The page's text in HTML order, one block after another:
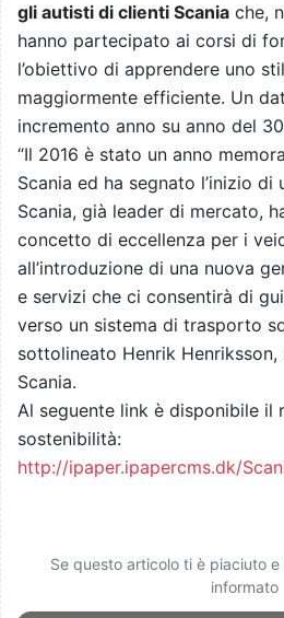
gli autisti di clienti Scania che,
hanno partecipato ai corsi di
l’obiettivo di apprendere uno
maggiormente efficiente. Un
incremento anno su anno del
“Il 2016 è stato un anno
Scania ed ha segnato l’inizio
Scania, già leader di mercato,
concetto di eccellenza per i
all’introduzione di una nuova
e servizi che ci consentirà di
verso un sistema di trasporto
sottolineato Henrik Henriksson,
Scania.
Al seguente link è disponibile il
sostenibilità:
http://ipaper.ipapercms.dk/
Se questo articolo ti è piaciuto
informato